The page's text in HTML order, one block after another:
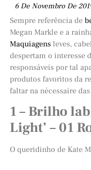
6 De Novembro De
Sempre referência de
Megan Markle e a
Maquiagens leves,
despertam o interesse
responsáveis por tal
produtos favoritos da
faltar na nécessaire
1 – Brilho
Light’ – 01
O queridinho de Kate